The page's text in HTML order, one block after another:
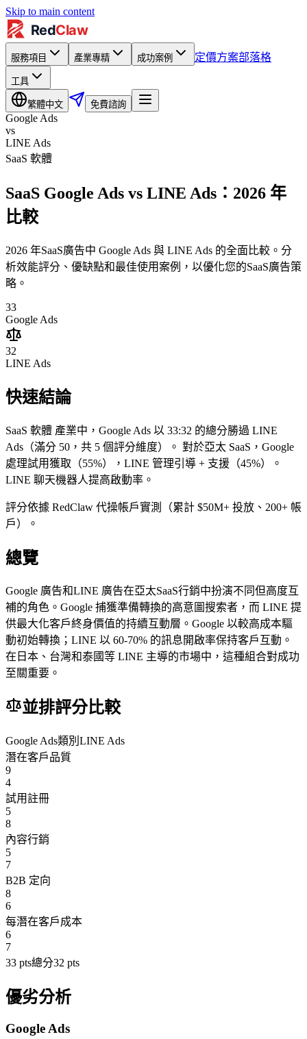
Skip to main content
服務項目 產業專精 成功案例 定價方案部落格
工具
繁體中文 免費諮詢
Google Ads
vs
LINE Ads
SaaS 軟體
SaaS Google Ads vs LINE Ads：2026 年
比較
2026 年SaaS廣告中 Google Ads 與 LINE Ads 的全面比較。分
析效能評分、優缺點和最佳使用案例，以優化您的SaaS廣告策
略。
33
Google Ads
32
LINE Ads
快速結論
SaaS 軟體 產業中，Google Ads 以 33:32 的總分勝過 LINE
Ads（滿分 50，共 5 個評分維度）。 對於亞太 SaaS，Google
處理試用獲取（55%），LINE 管理引導 + 支援（45%）。
LINE 聊天機器人提高啟動率。
評分依據 RedClaw 代操帳戶實測（累計 $50M+ 投放、200+ 帳
戶）。
總覽
Google 廣告和LINE 廣告在亞太SaaS行銷中扮演不同但高度互
補的角色。Google 捕獲準備轉換的高意圖搜索者，而 LINE 提
供最大化客戶終身價值的持續互動層。Google 以較高成本驅
動初始轉換；LINE 以 60-70% 的訊息開啟率保持客戶互動。
在日本、台灣和泰國等 LINE 主導的市場中，這種組合對成功
至關重要。
並排評分比較
Google Ads類別 LINE Ads
潛在客戶品質
9
4
試用註冊
5
8
內容行銷
5
7
B2B 定向
8
6
每潛在客戶成本
6
7
33 pts總分32 pts
優劣分析
Google Ads